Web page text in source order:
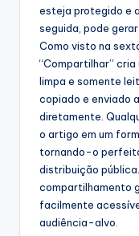
esteja protegido e
seguida, pode
Como visto na
“Compartilhar” cria
limpa e somente
copiado e enviado
diretamente.
o artigo em um
tornando-o
distribuição
compartilhamento
facilmente
audiência-alvo.